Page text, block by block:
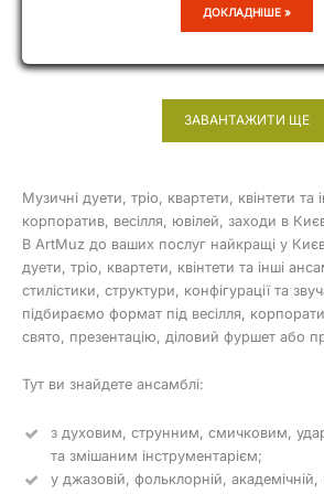
A-
ДОКЛАДНІШЕ »
ЗАВАНТАЖИТИ ЩЕ
Музичні дуети, тріо, квартети, квінтети та
корпоратив, весілля, ювілей, заходи в
В ArtMuz до ваших послуг найкращі у
дуети, тріо, квартети, квінтети та інші
стилістики, структури, конфігурації та
підбираємо формат під весілля,
свято, презентацію, діловий фуршет або
Тут ви знайдете ансамблі:
з духовим, струнним, смичковим,
та змішаним інструментарієм;
у джазовій, фольклорній, академічній,